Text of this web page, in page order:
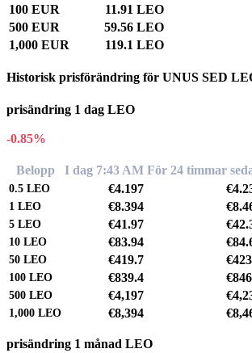
100 EUR
11.91 LEO
500 EUR
59.56 LEO
1,000 EUR
119.1 LEO
Historisk prisförändring för UNUS SED
prisändring 1 dag LEO
-0.85%
Belopp I dag 7:43 AM För 24 timmar
0.5 LEO €4.197
1 LEO €8.394
5 LEO €41.97
10 LEO €83.94
50 LEO €419.7
100 LEO €839.4
500 LEO €4,197
1,000 LEO €8,394
prisändring 1 månad LEO